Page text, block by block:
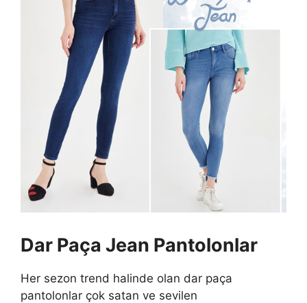
Dar Paça Jean Pantolonlar
Her sezon trend halinde olan dar paça
pantolonlar çok satan ve sevilen